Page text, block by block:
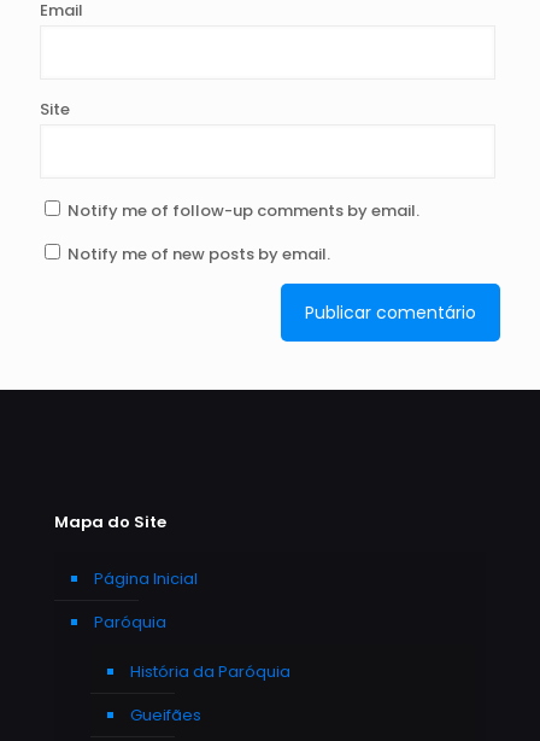
Email
Site
Notify me of follow-up comments by email.
Notify me of new posts by email.
Mapa do Site
Página Inicial
Paróquia
História da Paróquia
Gueifães